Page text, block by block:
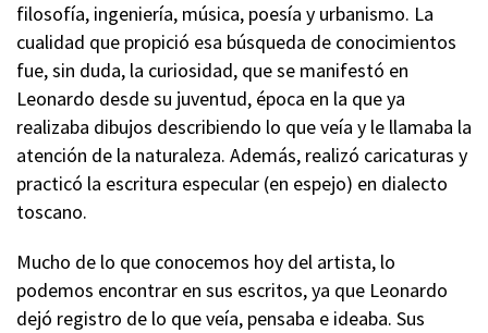
filosofía, ingeniería, música, poesía y urbanismo. La
cualidad que propició esa búsqueda de conocimientos
fue, sin duda, la curiosidad, que se manifestó en
Leonardo desde su juventud, época en la que ya
realizaba dibujos describiendo lo que veía y le llamaba la
atención de la naturaleza. Además, realizó caricaturas y
practicó la escritura especular (en espejo) en dialecto
toscano.
Mucho de lo que conocemos hoy del artista, lo
podemos encontrar en sus escritos, ya que Leonardo
dejó registro de lo que veía, pensaba e ideaba. Sus